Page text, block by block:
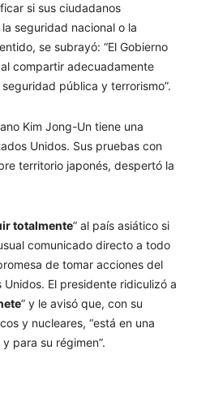
si sus ciudadanos
seguridad nacional o la
se subrayó: “El Gobierno
compartir adecuadamente
pública y terrorismo”.
Kim Jong-Un tiene una
Unidos. Sus pruebas con
territorio japonés, despertó la
totalmente” al país asiático si
comunicado directo a todo
de tomar acciones del
Unidos. El presidente ridiculizó a
” y le avisó que, con su
y nucleares, “está en una
para su régimen”.